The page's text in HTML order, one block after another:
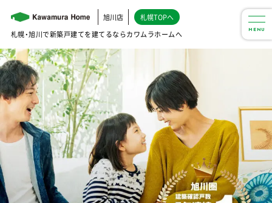
旭川店
札幌TOPへ
札幌・旭川で新築戸建てを建てるならカワムラホームへ
MENU